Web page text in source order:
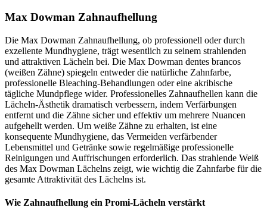
Max Dowman Zahnaufhellung
Die Max Dowman Zahnaufhellung, ob professionell oder durch
exzellente Mundhygiene, trägt wesentlich zu seinem strahlenden
und attraktiven Lächeln bei. Die Max Dowman dentes brancos
(weißen Zähne) spiegeln entweder die natürliche Zahnfarbe,
professionelle Bleaching-Behandlungen oder eine akribische
tägliche Mundpflege wider. Professionelles Zahnaufhellen kann die
Lächeln-Ästhetik dramatisch verbessern, indem Verfärbungen
entfernt und die Zähne sicher und effektiv um mehrere Nuancen
aufgehellt werden. Um weiße Zähne zu erhalten, ist eine
konsequente Mundhygiene, das Vermeiden verfärbender
Lebensmittel und Getränke sowie regelmäßige professionelle
Reinigungen und Auffrischungen erforderlich. Das strahlende Weiß
des Max Dowman Lächelns zeigt, wie wichtig die Zahnfarbe für die
gesamte Attraktivität des Lächelns ist.
Wie Zahnaufhellung ein Promi-Lächeln verstärkt